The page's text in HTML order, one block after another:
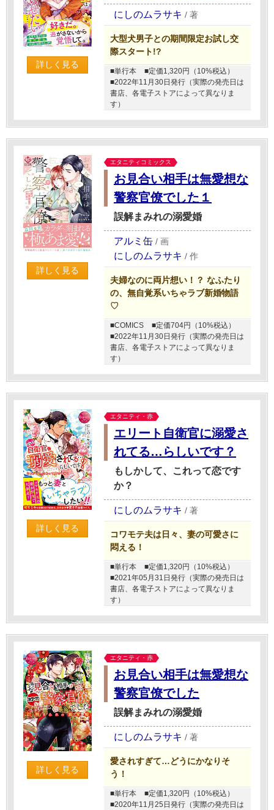
詳しく見る
にしのムラサキ / 著
大型犬男子との期間限定お試し交
際スタート!?
■単行本
■定価1,320円（10%税込）
■2022年11月30日発行（実際の発売日は
書店、各電子ストアによって異なりま
す）
詳しく見る
エタニティコミックス
お見合い相手は無愛想な
警察官僚でした１
誤解まみれの溺愛婚
アルミ缶 / 画
にしのムラサキ / 作
夫婦なのに両片想い！？ なふたり
の、無自覚系いちゃラブ新婚物語
♡
■COMICS
■定価704円（10%税込）
■2022年11月30日発行（実際の発売日は
書店、各電子ストアによって異なりま
す）
詳しく見る
エタニティ・赤
エリート自衛官に溺愛さ
れてる…らしいです？
もしかして、これって恋です
か？
にしのムラサキ / 著
コワモテ夫は日々、妻の可愛さに
悶える！
■単行本
■定価1,320円（10%税込）
■2021年05月31日発行（実際の発売日は
書店、各電子ストアによって異なりま
す）
詳しく見る
エタニティ・赤
お見合い相手は無愛想な
警察官僚でした
誤解まみれの溺愛婚
にしのムラサキ / 著
愛されすぎて…どうにかなりそ
う！
■単行本
■定価1,320円（10%税込）
■2020年11月25日発行（実際の発売日は